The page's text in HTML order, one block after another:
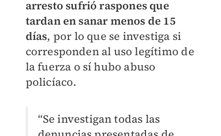
arresto sufrió raspones que
tardan en sanar menos de 15
días, por lo que se investiga si
corresponden al uso legítimo de
la fuerza o sí hubo abuso
policíaco.
“Se investigan todas las